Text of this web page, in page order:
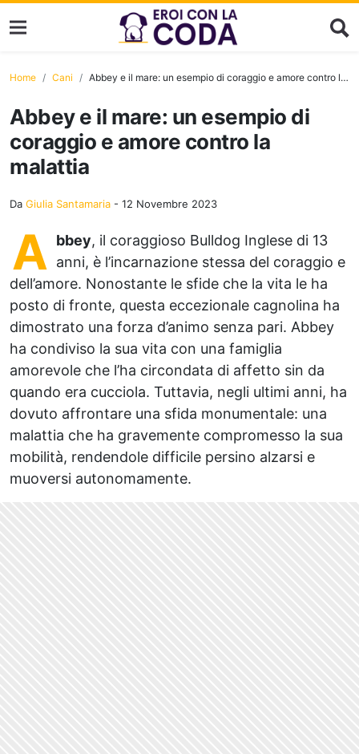
Home Cani Abbey e il mare: un esempio di coraggio e amore contro la malattia
Abbey e il mare: un esempio di
coraggio e amore contro la
malattia
Da Giulia Santamaria - 12 Novembre 2023
A bbey, il coraggioso Bulldog Inglese di 13
anni, è l’incarnazione stessa del coraggio e
dell’amore. Nonostante le sfide che la vita le ha
posto di fronte, questa eccezionale cagnolina ha
dimostrato una forza d’animo senza pari. Abbey
ha condiviso la sua vita con una famiglia
amorevole che l’ha circondata di affetto sin da
quando era cucciola. Tuttavia, negli ultimi anni, ha
dovuto affrontare una sfida monumentale: una
malattia che ha gravemente compromesso la sua
mobilità, rendendole difficile persino alzarsi e
muoversi autonomamente.